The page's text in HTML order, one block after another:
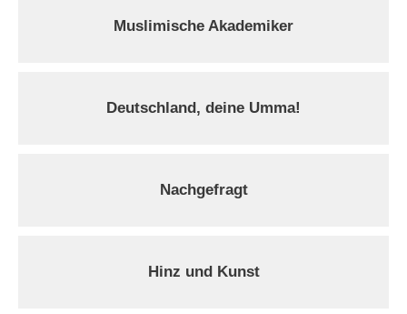
Muslimische Akademiker
Deutschland, deine Umma!
Nachgefragt
Hinz und Kunst